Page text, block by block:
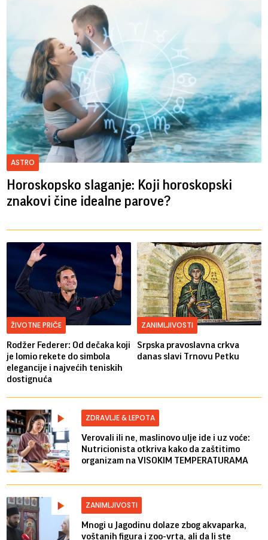
ASTRO
Horoskopsko slaganje: Koji horoskopski
znakovi čine idealne parove?
ŽIVOTNE PRIČE
Rodžer Federer: Od dečaka koji
je lomio rekete do simbola
elegancije i najvećih teniskih
dostignuća
ZANIMLJIVOSTI
Srpska pravoslavna crkva
danas slavi Trnovu Petku
ZDRAVLJE & LEPOTA
Verovali ili ne, maslinovo ulje ide i uz voće:
Nutricionista otkriva kako da zaštitimo
organizam na VISOKIM TEMPERATURAMA
ZANIMLJIVOSTI
Mnogi u Jagodinu dolaze zbog akvaparka,
voštanih figura i zoo-vrta, ali da li ste